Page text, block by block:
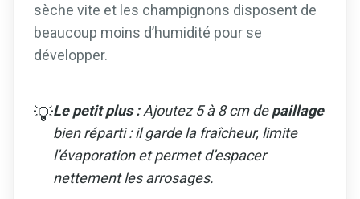
sèche vite et les champignons disposent de
beaucoup moins d’humidité pour se
développer.
💡Le petit plus :Ajoutez 5 à 8 cm depaillage
bien réparti : il garde la fraîcheur, limite
l’évaporation et permet d’espacer
nettement les arrosages.